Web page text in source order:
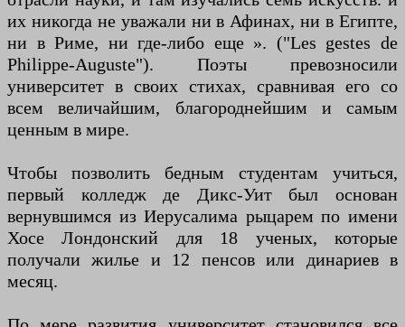
их никогда не уважали ни в Афинах, ни в Египте,
ни в Риме, ни где-либо еще ». ("Les gestes de
Philippe-Auguste"). Поэты превозносили
университет в своих стихах, сравнивая его со
всем величайшим, благороднейшим и самым
ценным в мире.
Чтобы позволить бедным студентам учиться,
первый колледж де Дикс-Уит был основан
вернувшимся из Иерусалима рыцарем по имени
Хосе Лондонский для 18 ученых, которые
получали жилье и 12 пенсов или динариев в
месяц.